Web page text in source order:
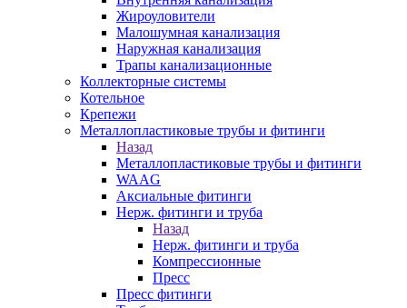
Жироуловители
Малошумная канализация
Наружная канализация
Трапы канализационные
Коллекторные системы
Котельное
Крепежи
Металлопластиковые трубы и фитинги
Назад
Металлопластиковые трубы и фитинги
WAAG
Аксиальные фитинги
Нерж. фитинги и труба
Назад
Нерж. фитинги и труба
Компрессионные
Пресс
Пресс фитинги